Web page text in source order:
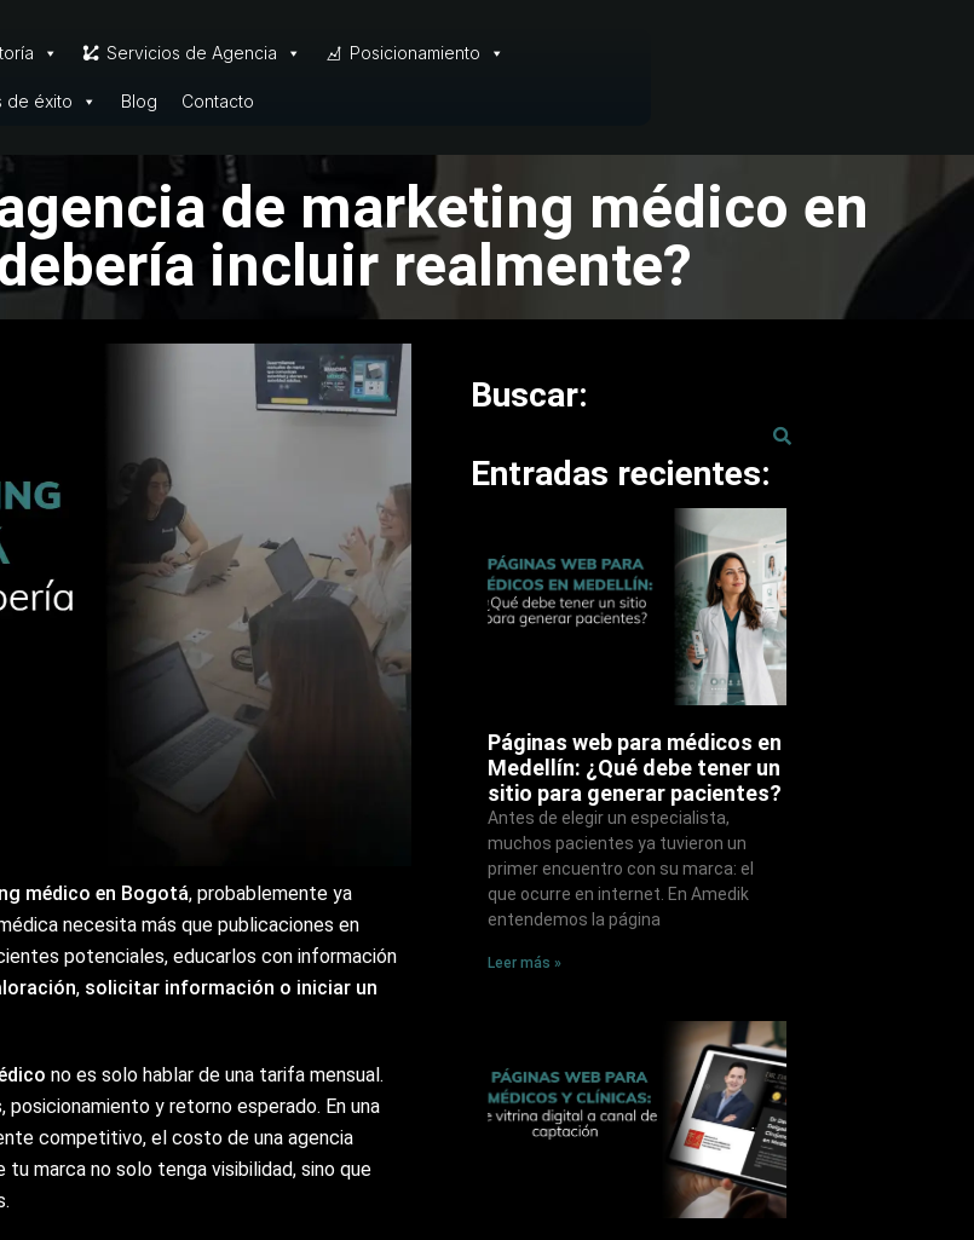
Servicios de Agencia Posicionamiento
de éxito Blog Contacto
de marketing médico en
incluir realmente?
médico en Bogotá, probablemente ya
necesita más que publicaciones en
potenciales, educarlos con información
, solicitar información o iniciar un
no es solo hablar de una tarifa mensual.
y retorno esperado. En una
competitivo, el costo de una agencia
marca no solo tenga visibilidad, sino que
Buscar:
Entradas recientes:
Páginas web para médicos en
Medellín: ¿Qué debe tener un
sitio para generar pacientes?
Antes de elegir un especialista,
muchos pacientes ya tuvieron un
primer encuentro con su marca: el
que ocurre en internet. En Amedik
entendemos la página
Leer más »